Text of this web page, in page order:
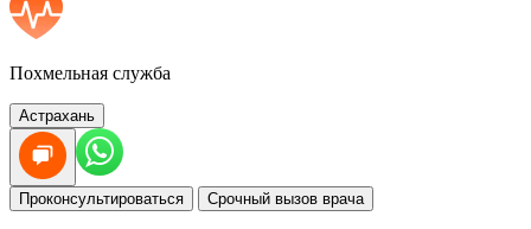
Похмельная служба
Астрахань
Проконсультироваться Срочный вызов врача